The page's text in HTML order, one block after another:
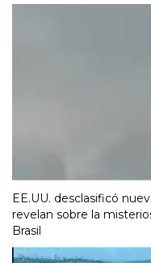
EE.UU. desclasificó
revelan sobre la
Brasil